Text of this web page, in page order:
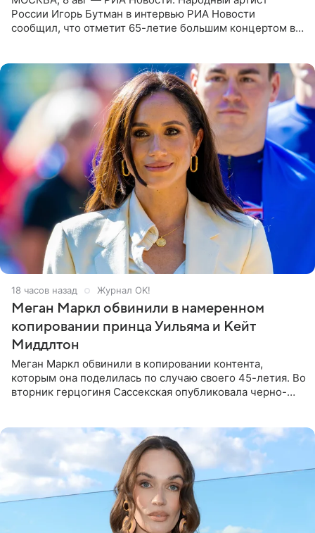
России Игорь Бутман в интервью РИА Новости
сообщил, что отметит 65-летие большим концертом в
18 часов назад Журнал OK!
Меган Маркл обвинили в намеренном
копировании принца Уильяма и Кейт
Миддлтон
Меган Маркл обвинили в копировании контента,
которым она поделилась по случаю своего 45-летия. Во
вторник герцогиня Сассекская опубликовала черно-